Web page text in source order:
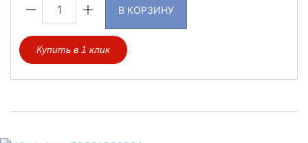
В КОРЗИНУ
Купить в 1 клик